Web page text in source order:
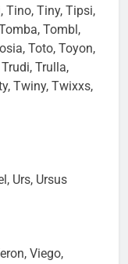
Tino, Tiny, Tipsi,
Tombl,
Toto, Toyon,
Trulla,
Twiny, Twixxs,
Urs, Ursus
Viego,